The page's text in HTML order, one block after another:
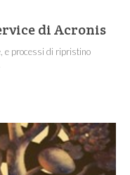
di Acronis
e processi di ripristino